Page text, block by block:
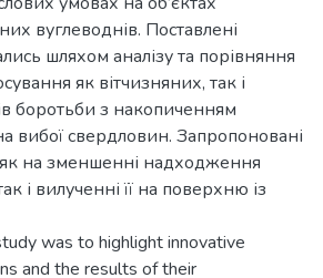
вуглеводнів. Поставлені
шляхом аналізу та порівняння
як вітчизняних, так і
боротьби з накопиченням
вибої свердловин. Запропоновані
на зменшенні надходження
і вилученні її на поверхню із
was to highlight innovative
and the results of their